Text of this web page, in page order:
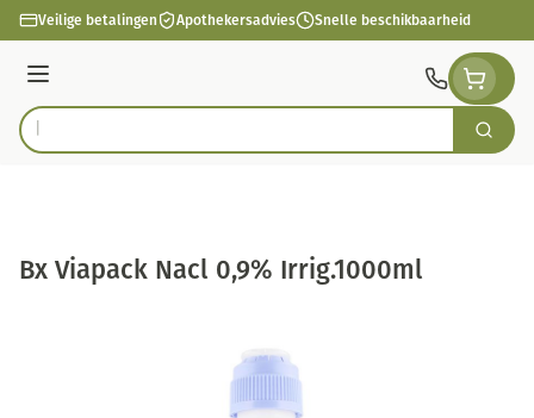
Ga naar de inhoud
Veilige betalingen Apothekersadvies Snelle beschikbaarheid
Menu
Product, merk, categorie... Zoek
Bx Viapack Nacl 0,9% Irrig.1000ml